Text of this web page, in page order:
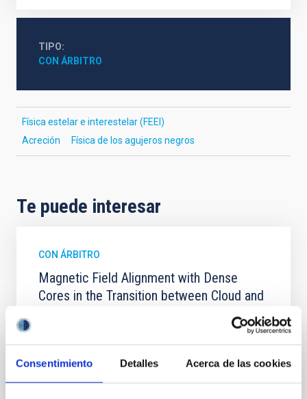
Consentimiento Detalles Acerca de las cookies
TIPO
CON ÁRBITRO
Física estelar e interestelar (FEEI)
Acreción
Física de los agujeros negros
Te puede interesar
CON ÁRBITRO
Magnetic Field Alignment with Dense
Cores in the Transition between Cloud and
In a magnetically dominated model of star formation,
field orientation of star-forming dense cores and the
cloud-scale magnetic field. A. Pandhi et al. showed